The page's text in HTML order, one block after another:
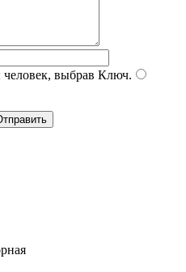
выбрав Ключ.